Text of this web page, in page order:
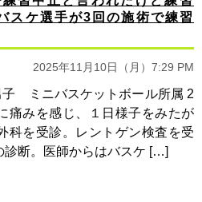
スケ選手が3回の施術で練習
2025年11月10日（月）7:29 PM
ミニバスケットボール所属 2
痛みを感じ、１日様子をみたが
科を受診。レントゲン検査を受
診断。医師からはバスケ […]